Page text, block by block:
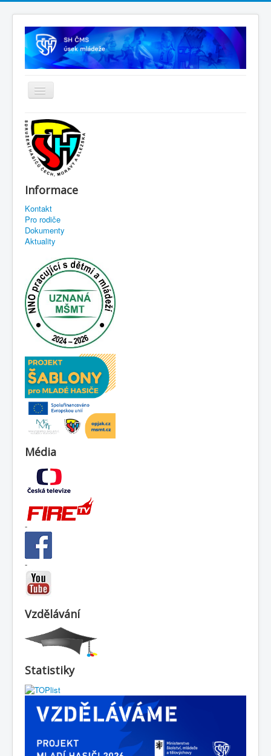
Informace
Kontakt
Pro rodiče
Dokumenty
Aktuality
Média
-
-
Vzdělávání
Statistiky